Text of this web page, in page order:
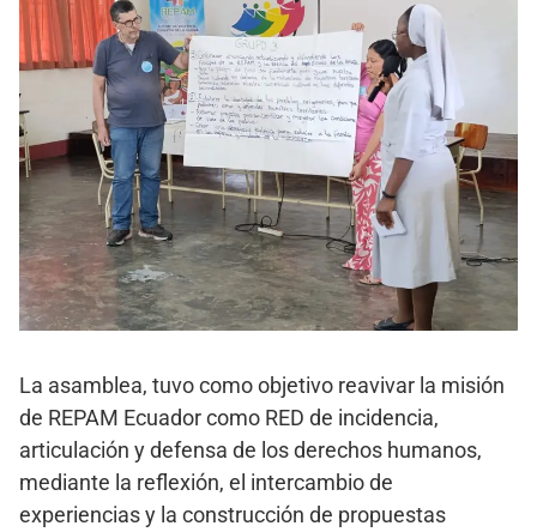
La asamblea, tuvo como objetivo reavivar la misión
de REPAM Ecuador como RED de incidencia,
articulación y defensa de los derechos humanos,
mediante la reflexión, el intercambio de
experiencias y la construcción de propuestas